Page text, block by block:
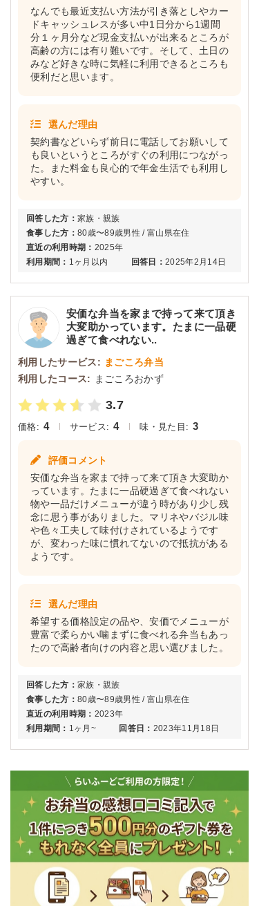
回答した方： 家族・親族
食事した方： 80歳〜89歳男性 / 富山県在住
直近の利用時期： 2025年
利用期間： 1ヶ月以内 回答日： 2025年2月14日
なんでも最近支払い方法が引き落としやカー
ドキャッシュレスが多い中1日分から1週間
分１ヶ月分など現金支払いが出来るところが
高齢の方には有り難いです。そして、土日の
みなど好きな時に気軽に利用できるところも
便利だと思います。
選んだ理由
契約書などいらず前日に電話してお願いして
も良いというところがすぐの利用につながっ
た。また料金も良心的で年金生活でも利用し
やすい。
安価な弁当を家まで持って来て頂き
大変助かっています。たまに一品硬
過ぎて食べれない..
回答した方： 家族・親族
食事した方： 80歳〜89歳男性 / 富山県在住
直近の利用時期： 2023年
利用期間： 1ヶ月~ 回答日： 2023年11月18日
利用したサービス: まごころ弁当
利用したコース:
まごころおかず
3.7
価格: 4 サービス: 4 味・見た目: 3
評価コメント
安価な弁当を家まで持って来て頂き大変助か
っています。たまに一品硬過ぎて食べれない
物や一品だけメニューが違う時があり少し残
念に思う事がありました。マリネやバジル味
や色々工夫して味付けされているようです
が、変わった味に慣れてないので抵抗がある
ようです。
選んだ理由
希望する価格設定の品や、安価でメニューが
豊富で柔らかい噛まずに食べれる弁当もあっ
たので高齢者向けの内容と思い選びました。